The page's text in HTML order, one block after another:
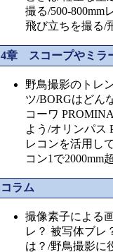
撮る/500-800mm
飛び立ちを撮る/
4章 スコープやミラ
野鳥撮影のトレ
ツ/BORGはどん
コーワ
よう/オリンパス
レコンを活用し
コン1で2000mm
コラム
撮像素子による
レ？ 被写体ブレ
は？/野鳥撮影に